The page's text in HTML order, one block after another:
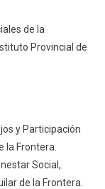
de la
Provincial de
y Participación
la Frontera.
Social,
de la Frontera.